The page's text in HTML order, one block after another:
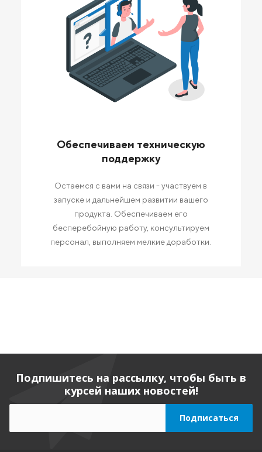
Обеспечиваем техническую
поддержку
Остаемся с вами на связи - участвуем в
запуске и дальнейшем развитии вашего
продукта. Обеспечиваем его
бесперебойную работу, консультируем
персонал, выполняем мелкие доработки.
Подпишитесь на рассылку, чтобы быть в
курсей наших новостей!